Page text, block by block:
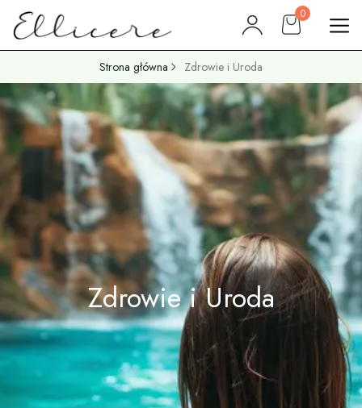
0
Strona główna Zdrowie i Uroda
Zdrowie i Uroda